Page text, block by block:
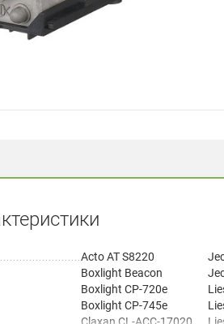
Acto AT S8220
Boxlight Beacon
Boxlight CP-720e
Boxlight CP-745e
Claxan CL-ACC-17020